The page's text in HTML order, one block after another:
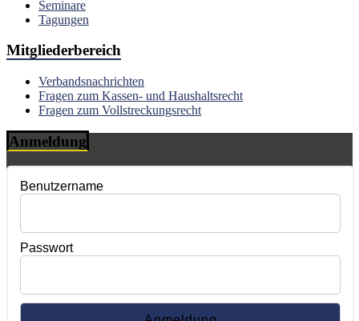
Seminare
Tagungen
Mitgliederbereich
Verbandsnachrichten
Fragen zum Kassen- und Haushaltsrecht
Fragen zum Vollstreckungsrecht
Anmeldung
Benutzername
Passwort